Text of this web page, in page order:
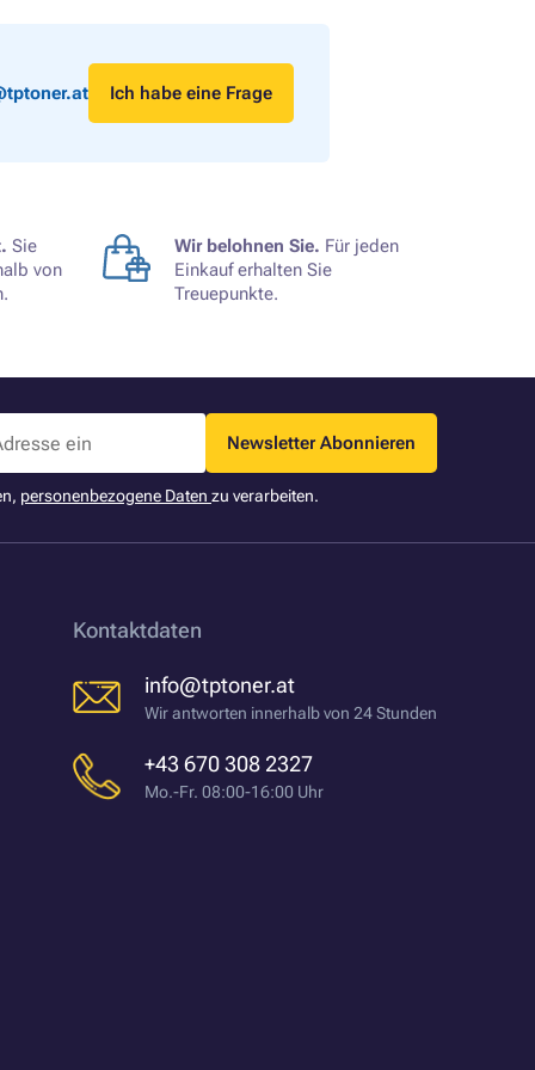
Ich habe eine Frage
Sie
von
Wir belohnen Sie. Für jeden
Einkauf erhalten Sie
Treuepunkte.
Newsletter Abonnieren
personenbezogene Daten zu verarbeiten.
Kontaktdaten
info@tptoner.at
Wir antworten innerhalb von 24 Stunden
+43 670 308 2327
Mo.-Fr. 08:00-16:00 Uhr